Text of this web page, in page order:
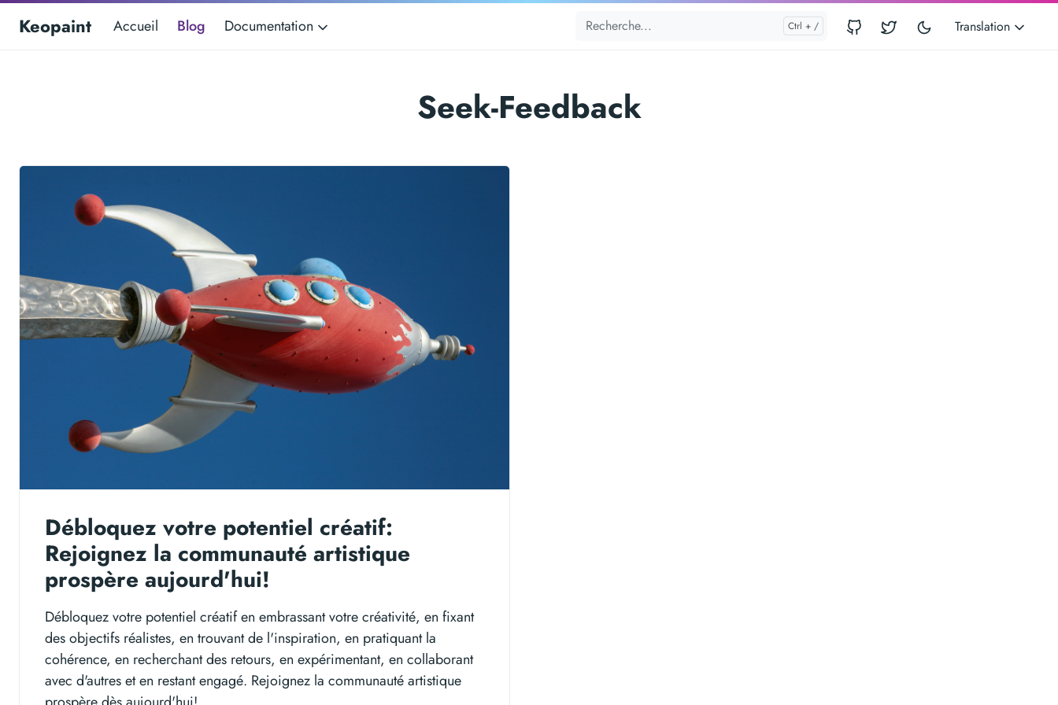
Keopaint Accueil Blog Documentation Translation
Seek-Feedback
Débloquez votre potentiel créatif:
Rejoignez la communauté artistique
prospère aujourd'hui!
Débloquez votre potentiel créatif en embrassant votre créativité, en fixant
des objectifs réalistes, en trouvant de l'inspiration, en pratiquant la
cohérence, en recherchant des retours, en expérimentant, en collaborant
avec d'autres et en restant engagé. Rejoignez la communauté artistique